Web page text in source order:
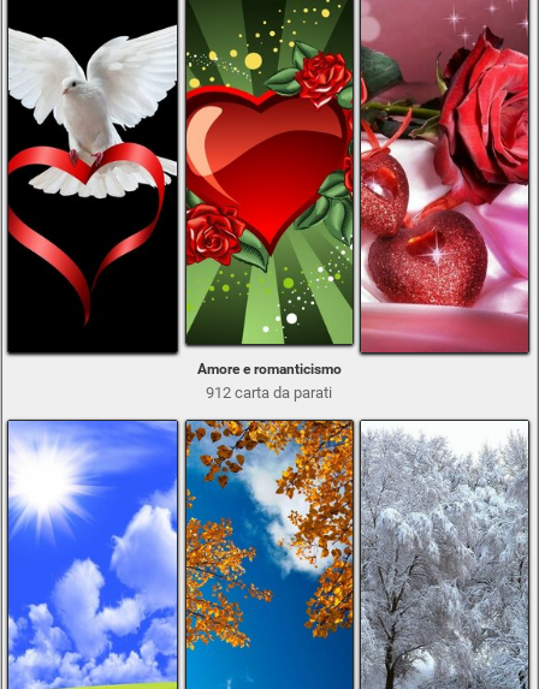
Amore e romanticismo
912 carta da parati